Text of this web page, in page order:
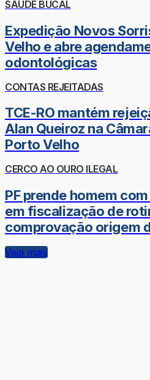
SAÚDE BUCAL
Expedição Novos
Velho e abre
odontológicas
CONTAS REJEITADAS
TCE-RO mantém
Alan Queiroz na
Porto Velho
CERCO AO OURO ILEGAL
PF prende homem
em fiscalização de
comprovação origem
Veja mais